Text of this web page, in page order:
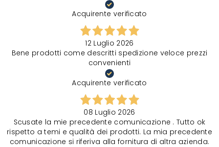
Acquirente verificato
12 Luglio 2026
Bene prodotti come descritti spedizione veloce prezzi
convenienti
Acquirente verificato
08 Luglio 2026
Scusate la mie precedente comunicazione . Tutto ok
rispetto a temi e qualità dei prodotti. La mia precedente
comunicazione si riferiva alla fornitura di altra azienda.